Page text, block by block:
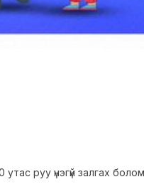
утас руу үнэгүй залгах